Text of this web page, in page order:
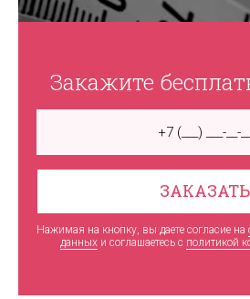
Закажите
ЗАКАЗАТЬ
Нажимая на кнопку, вы даете согласие на
данныхи соглашаетесь c политикой